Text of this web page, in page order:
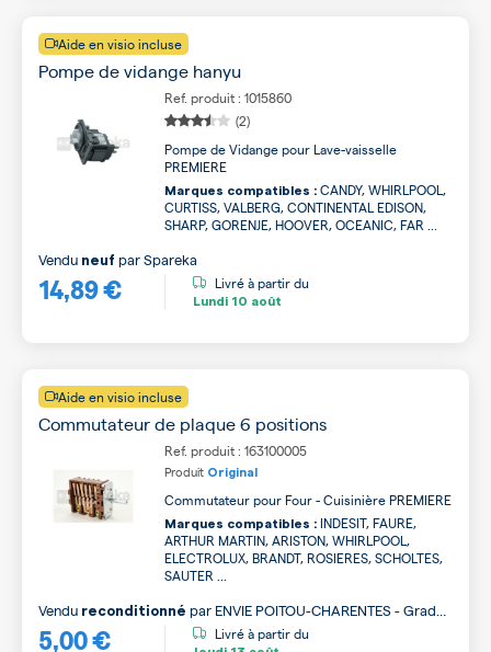
Aide en visio incluse
Pompe de vidange hanyu
Ref. produit : 1015860
(2)
Pompe de Vidange pour Lave-vaisselle
PREMIERE
Marques compatibles : CANDY, WHIRLPOOL,
CURTISS, VALBERG, CONTINENTAL EDISON,
SHARP, GORENJE, HOOVER, OCEANIC, FAR ...
14,89 €
Vendu neuf parSpareka
Livré à partir du
Lundi 10 août
Aide en visio incluse
Commutateur de plaque 6 positions
Ref. produit : 163100005
Produit Original
Commutateur pour Four - Cuisinière PREMIERE
Marques compatibles : INDESIT, FAURE,
ARTHUR MARTIN, ARISTON, WHIRLPOOL,
ELECTROLUX, BRANDT, ROSIERES, SCHOLTES,
SAUTER ...
5,00 €
Vendu reconditionné par ENVIE POITOU-CHARENTES - Grade
B
Livré à partir du